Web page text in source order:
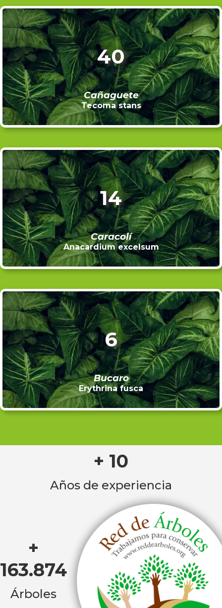
40
Cañaguete
Tecoma stans
14
Caracolí
Anacardium excelsum
6
Bucaro
Erythrina fusca
+ 10
Años de experiencia
+
163.874
Árboles